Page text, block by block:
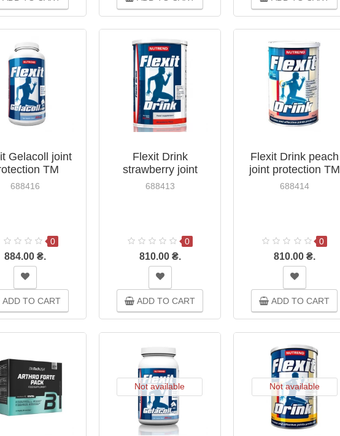
Gelacoll joint
TM
capsules
688416
0
884.00 ₴.
ADD TO CART
Flexit Drink
strawberry joint
protection TM
688413
0
810.00 ₴.
ADD TO CART
Flexit Drink peach
joint protection TM
Nutrend / Nutrend
688414
0
810.00 ₴.
ADD TO CART
Not available Not available